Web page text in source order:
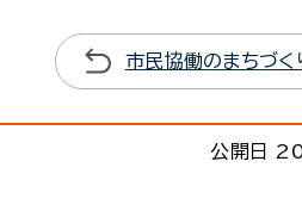
市民協働のまちづく
公開日